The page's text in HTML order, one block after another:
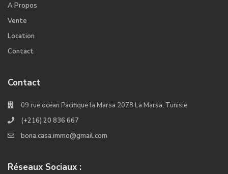
A Propos
Vente
Location
Contact
Contact
09 rue océan Pacifique la Marsa 2078 La Marsa, Tunisie
(+216) 20 836 667
bona.casa.immo@gmail.com
Réseaux Sociaux :